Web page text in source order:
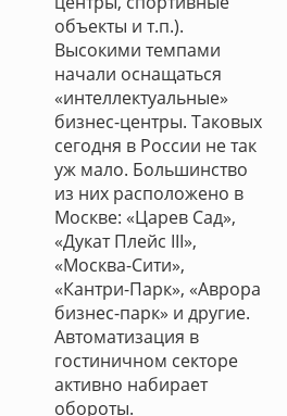
объекты и т.п.).
Высокими темпами
начали оснащаться
«интеллектуальные»
бизнес-центры. Таковых
сегодня в России не так
уж мало. Большинство
из них расположено в
Москве: «Царев Сад»,
«Дукат Плейс III»,
«Москва-Сити»,
«Кантри-Парк», «Аврора
бизнес-парк» и другие.
Автоматизация в
гостиничном секторе
активно набирает
обороты.